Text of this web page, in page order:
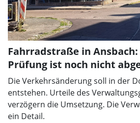
Fahrradstraße in
Prüfung ist noch nicht
Die Verkehrsänderung soll in der
entstehen. Urteile des
verzögern die Umsetzung. Die
ein Detail.